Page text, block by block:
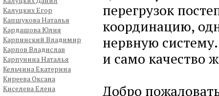
Калуцких Егор
Капшукова Наталья
Кардашова Юлия
Карпинский Владимир
Карпов Владислав
Карпунина Наталья
Кельчина Екатерина
Киреева Оксана
Киселева Елена
перегрузок
координацию,
нервную
и само качество
Добро